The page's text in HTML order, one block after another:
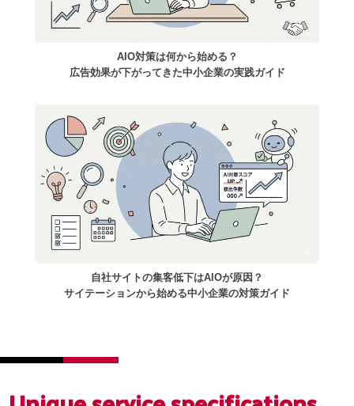
AIO対策は何から始める？
広告効果が下がってきた中小企業の実践ガイド
自社サイトの集客低下はAIOが原因？
サイテーションから始める中小企業の対策ガイド